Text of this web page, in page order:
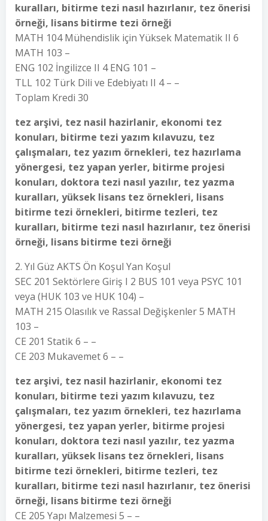
kuralları, bitirme tezi nasıl hazırlanır, tez önerisi
örneği, lisans bitirme tezi örneği
MATH 104 Mühendislik için Yüksek Matematik II 6
MATH 103 –
ENG 102 İngilizce II 4 ENG 101 –
TLL 102 Türk Dili ve Edebiyatı II 4 – –
Toplam Kredi 30
tez arşivi, tez nasil hazirlanir, ekonomi tez
konuları, bitirme tezi yazım kılavuzu, tez
çalışmaları, tez yazım örnekleri, tez hazırlama
yönergesi, tez yapan yerler, bitirme projesi
konuları, doktora tezi nasıl yazılır, tez yazma
kuralları, yüksek lisans tez örnekleri, lisans
bitirme tezi örnekleri, bitirme tezleri, tez
kuralları, bitirme tezi nasıl hazırlanır, tez önerisi
örneği, lisans bitirme tezi örneği
2. Yıl Güz AKTS Ön Koşul Yan Koşul
SEC 201 Sektörlere Giriş I 2 BUS 101 veya PSYC 101
veya (HUK 103 ve HUK 104) –
MATH 215 Olasılık ve Rassal Değişkenler 5 MATH
103 –
CE 201 Statik 6 – –
CE 203 Mukavemet 6 – –
tez arşivi, tez nasil hazirlanir, ekonomi tez
konuları, bitirme tezi yazım kılavuzu, tez
çalışmaları, tez yazım örnekleri, tez hazırlama
yönergesi, tez yapan yerler, bitirme projesi
konuları, doktora tezi nasıl yazılır, tez yazma
kuralları, yüksek lisans tez örnekleri, lisans
bitirme tezi örnekleri, bitirme tezleri, tez
kuralları, bitirme tezi nasıl hazırlanır, tez önerisi
örneği, lisans bitirme tezi örneği
CE 205 Yapı Malzemesi 5 – –